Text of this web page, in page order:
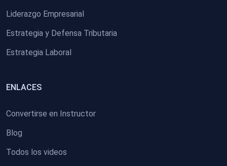
Liderazgo Empresarial
Estrategia y Defensa Tributaria
Estrategia Laboral
ENLACES
Convertirse en Instructor
Blog
Todos los videos